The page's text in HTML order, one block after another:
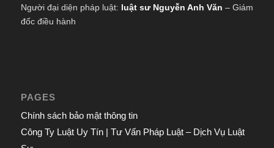
Người đại diện pháp luật: luật sư Nguyễn Anh Văn – Giám
đốc điều hành
PAGES
Chính sách bảo mật thông tin
Công Ty Luật Uy Tín | Tư Vấn Pháp Luật – Dịch Vụ Luật